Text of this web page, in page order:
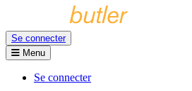
Se connecter
Menu
Se connecter